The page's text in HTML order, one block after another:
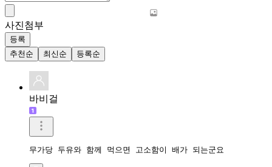
사진첨부
등록
추천순
최신순 등록순
바비걸
무가당 두유와 함께 먹으면 고소함이 배가 되는군요